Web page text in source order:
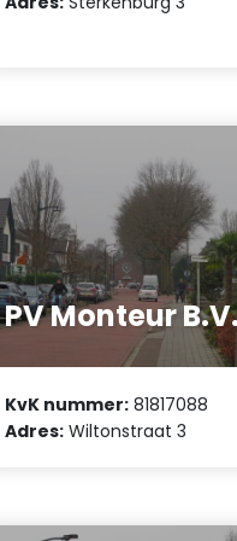
PV Monteur
KvK nummer: 81817088
Adres: Wiltonstraat 3